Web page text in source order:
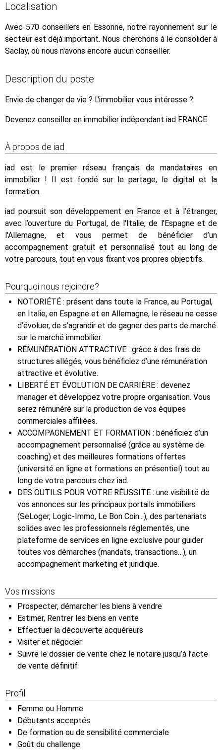
Localisation
Avec 570 conseillers en Essonne, notre rayonnement sur le
secteur est déjà important. Nous cherchons à le consolider à
Saclay, où nous n'avons encore aucun conseiller.
Description du poste
Envie de changer de vie ? L'immobilier vous intéresse ?
Devenez conseiller en immobilier indépendant iad FRANCE
À propos de iad
iad est le premier réseau français de mandataires en
immobilier ! Il est fondé sur le partage, le digital et la
formation.
iad poursuit son développement en France et à l’étranger,
avec l’ouverture du Portugal, de l'Italie, de l'Espagne et de
l'Allemagne, et vous permet de bénéficier d’un
accompagnement gratuit et personnalisé tout au long de
votre parcours, tout en vous fixant vos propres objectifs.
Pourquoi nous rejoindre?
NOTORIÉTÉ : présent dans toute la France, au Portugal,
en Italie, en Espagne et en Allemagne, le réseau ne cesse
d’évoluer, de s’agrandir et de gagner des parts de marché
sur le marché immobilier.
RÉMUNÉRATION ATTRACTIVE : grâce à des frais de
structures allégés, vous bénéficiez d’une rémunération
attractive et évolutive.
LIBERTÉ ET ÉVOLUTION DE CARRIÈRE : devenez
manager et développez votre propre organisation. Vous
serez rémunéré sur la production de vos équipes
commerciales affiliées.
ACCOMPAGNEMENT ET FORMATION : bénéficiez d’un
accompagnement personnalisé (grâce au système de
coaching) et des meilleures formations offertes
(université en ligne et formations en présentiel) tout au
long de votre parcours chez iad.
DES OUTILS POUR VOTRE RÉUSSITE : une visibilité de
vos annonces sur les principaux portails immobiliers
(SeLoger, Logic-Immo, Le Bon Coin...), des partenariats
solides avec les professionnels réglementés, une
plateforme de services en ligne exclusive pour guider
toutes vos démarches (mandats, transactions…), un
accompagnement marketing et juridique.
Vos missions
Prospecter, démarcher les biens à vendre
Estimer, Rentrer les biens en vente
Effectuer la découverte acquéreurs
Visiter et négocier
Suivre le dossier de vente chez le notaire jusqu’à l’acte
de vente définitif
Profil
Femme ou Homme
Débutants acceptés
De formation ou de sensibilité commerciale
Goût du challenge